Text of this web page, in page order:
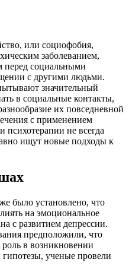
или социофобия,
заболеванием,
перед социальными
с другими людьми.
значительный
в социальные контакты,
их повседневной
с применением
психотерапии не всегда
ищут новые подходы к
было установлено, что
на эмоциональное
с развитием депрессии.
предположили, что
в возникновении
ученые провели